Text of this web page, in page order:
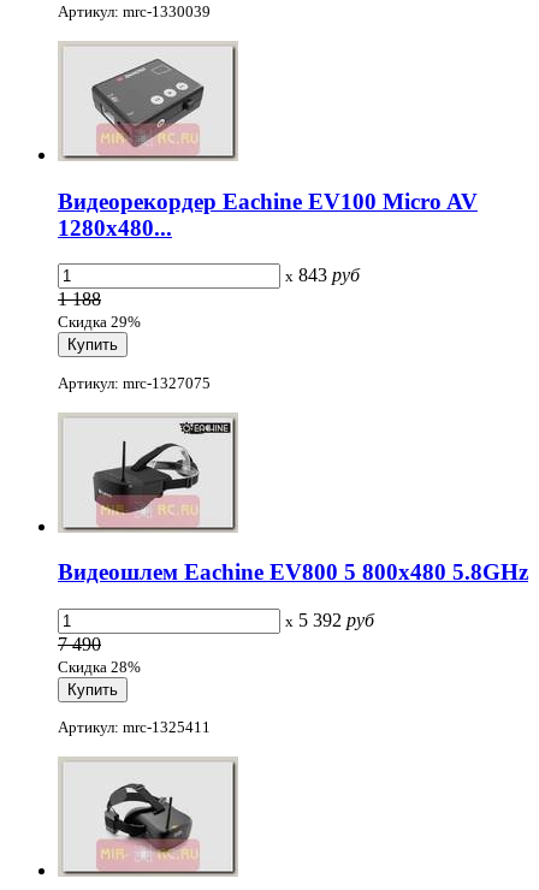
Артикул: mrc-1330039
Видеорекордер Eachine EV100 Micro AV
1280x480...
x 843 руб
1 188
Скидка 29%
Артикул: mrc-1327075
Видеошлем Eachine EV800 5 800x480 5.8GHz
x 5 392 руб
7 490
Скидка 28%
Артикул: mrc-1325411